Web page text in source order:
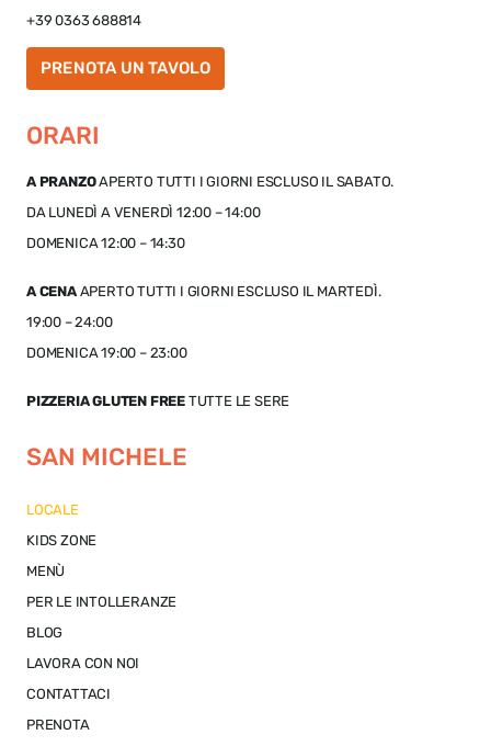
+39 0363 688814
PRENOTA UN TAVOLO
ORARI
A PRANZOAPERTO TUTTI I GIORNI ESCLUSO IL SABATO.
DA LUNEDÌ A VENERDÌ 12:00 – 14:00
DOMENICA 12:00 – 14:30
A CENAAPERTO TUTTI I GIORNI ESCLUSO IL MARTEDÌ.
19:00 – 24:00
DOMENICA 19:00 – 23:00
PIZZERIA GLUTEN FREE TUTTE LE SERE
SAN MICHELE
LOCALE
KIDS ZONE
MENÙ
PER LE INTOLLERANZE
BLOG
LAVORA CON NOI
CONTATTACI
PRENOTA